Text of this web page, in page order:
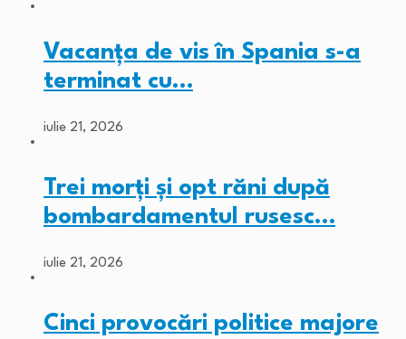
Vacanța de vis în Spania s-a
terminat cu…
iulie 21, 2026
Trei morți și opt răni după
bombardamentul rusesc…
iulie 21, 2026
Cinci provocări politice majore